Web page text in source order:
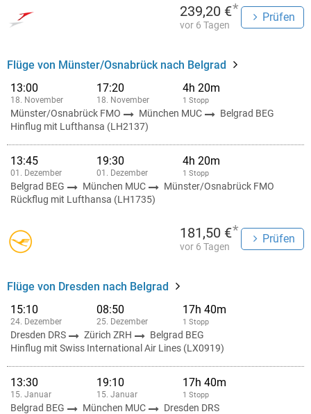
239,20 €*
vor 6 Tagen
Prüfen
Flüge von Münster/Osnabrück nach Belgrad
13:00
18. November
17:20
18. November
4h 20m
1 Stopp
Münster/Osnabrück FMO München MUC
Belgrad BEG
Hinflug mit Lufthansa (LH2137)
13:45
01. Dezember
19:30
01. Dezember
4h 20m
1 Stopp
Belgrad BEG München MUC
Münster/Osnabrück FMO
Rückflug mit Lufthansa (LH1735)
181,50 €*
vor 6 Tagen
Prüfen
Flüge von Dresden nach Belgrad
15:10
24. Dezember
08:50
25. Dezember
17h 40m
1 Stopp
Dresden DRS Zürich ZRH
Belgrad BEG
Hinflug mit Swiss International Air Lines (LX0919)
13:30
15. Januar
19:10
15. Januar
17h 40m
1 Stopp
Belgrad BEG München MUC
Dresden DRS